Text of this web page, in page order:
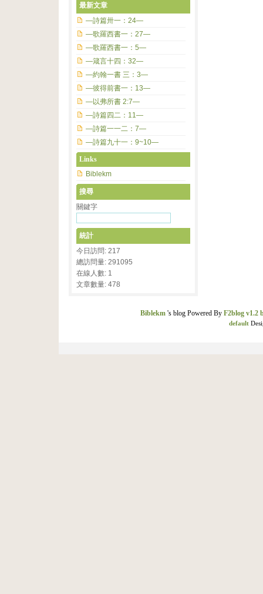
最新文章
—詩篇卅一：24—
—歌羅西書一：27—
—歌羅西書一：5—
—箴言十四：32—
—約翰一書 三：3—
—彼得前書一：13—
—以弗所書 2:7—
—詩篇四二：11—
—詩篇一一二：7—
—詩篇九十一：9~10—
Links
Biblekm
搜尋
關鍵字
統計
今日訪問: 217
總訪問量: 291095
在線人數: 1
文章數量: 478
Biblekm 's blog Powered By F2blog v1.2
default